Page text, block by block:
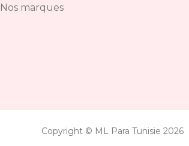
Nos marques
Copyright © ML Para Tunisie 2026